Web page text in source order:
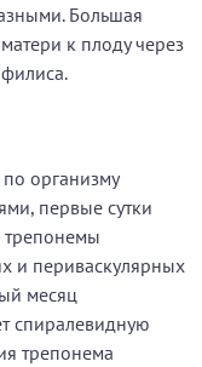
Большая
к плоду через
организму
первые сутки
трепонемы
и периваскулярных
месяц
спиралевидную
трепонема